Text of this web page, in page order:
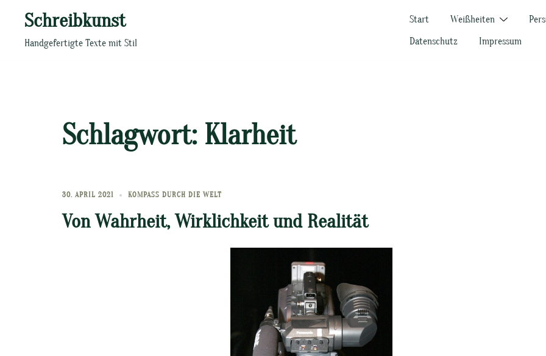
springen
Schreibkunst
Handgefertigte Texte mit Stil
Start Weißheiten
Datenschutz
Impressum
Schlagwort: Klarheit
30. APRIL 2021 KOMPASS DURCH DIE WELT
Von Wahrheit, Wirklichkeit und Realität